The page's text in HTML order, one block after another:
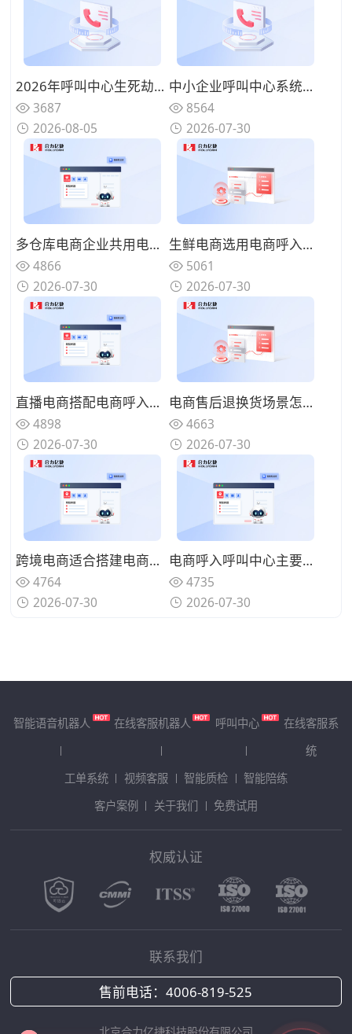
2026年呼叫中心生死劫：不用来电语音客服机器人的企业正在失去Z世代客户
3687
2026-08-05
中小企业呼叫中心系统选型：轻量化、低运维、快速落地的方案选择
8564
2026-07-30
多仓库电商企业共用电商呼入呼叫中心怎么做？按区域分流买家进线电话
4866
2026-07-30
生鲜电商选用电商呼入呼叫中心解决哪些痛点？高效处理配送售后进线
5061
2026-07-30
直播电商搭配电商呼入呼叫中心有什么用处？承接直播间买家进线咨询
4898
2026-07-30
电商售后退换货场景怎么用好电商呼入呼叫中心？集中处理买家售后诉求
4663
2026-07-30
跨境电商适合搭建电商呼入呼叫中心吗？适配多渠道买家进线咨询服务
4764
2026-07-30
电商呼入呼叫中心主要处理哪些业务？承接买家咨询售后进线来电
4735
2026-07-30
智能语音机器人 在线客服机器人 呼叫中心
在线客服系
统
工单系统
视频客服 智能质检
智能陪练
客户案例
关于我们 免费试用
权威认证
联系我们
售前电话：4006-819-525